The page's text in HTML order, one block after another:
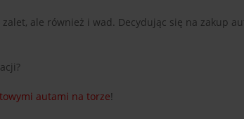
ale również i wad. Decydując się na zakup
autami na torze!